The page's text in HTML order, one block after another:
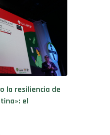
la resiliencia de
el